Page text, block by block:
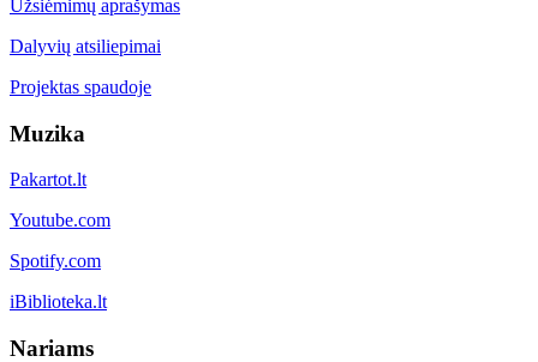
Užsiėmimų aprašymas
Dalyvių atsiliepimai
Projektas spaudoje
Muzika
Pakartot.lt
Youtube.com
Spotify.com
iBiblioteka.lt
Nariams